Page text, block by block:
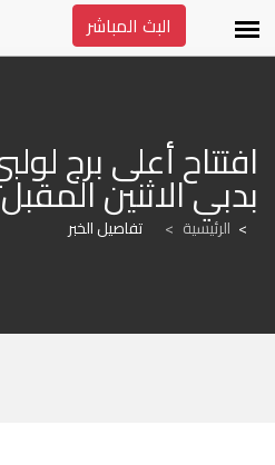
البث المباشر
بدبي الاثنين المقبل
الرئيسية > تفاصيل الخبر